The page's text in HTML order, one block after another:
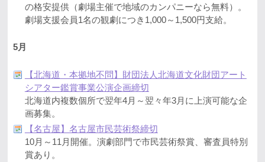
の格安提供（劇場主催で地域のカンパニーなら無料）。
劇場支援会員1名の観劇につき1,000～1,500円支給。
5月
【北海道・本拠地不問】財団法人北海道文化財団アート
シアター鑑賞事業公演企画締切
北海道内複数個所で翌年4月～翌々年3月に上演可能な企
画募集。
【名古屋】名古屋市民芸術祭締切
10月～11月開催。演劇部門で市民芸術祭賞、審査員特別
賞あり。